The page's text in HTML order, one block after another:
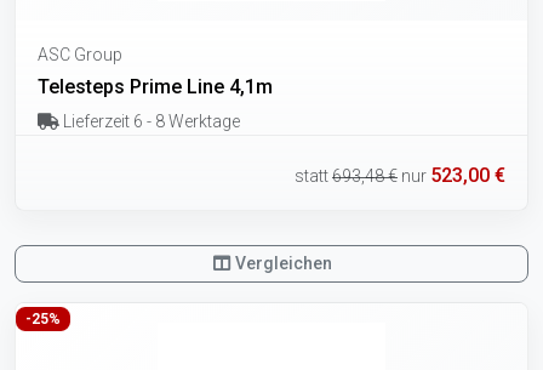
ASC Group
Telesteps Prime Line 4,1m
Lieferzeit 6 - 8 Werktage
statt693,48 € nur 523,00 €
Vergleichen
-25%